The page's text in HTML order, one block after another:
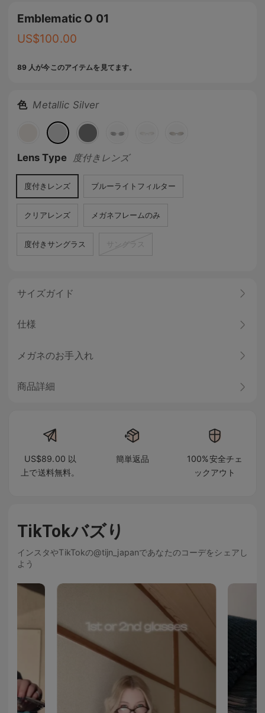
Emblematic O 01
US$100.00
89 人が今このアイテムを見てます。
色 Metallic Silver
Lens Type 度付きレンズ
度付きレンズ ブルーライトフィルター
クリアレンズ メガネフレームのみ
度付きサングラス サングラス
サイズガイド
仕様
メガネのお手入れ
商品詳細
US$89.00 以
上で送料無料。
簡単返品
100%安全チェ
ックアウト
TikTokバズり
インスタやTikTokの@tijn_japanであなたのコーデをシェアし
よう